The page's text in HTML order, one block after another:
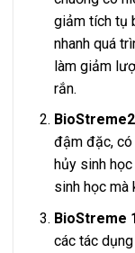
giảm tích tụ
nhanh quá
làm giảm
rắn.
đậm đặc, có
hủy sinh
sinh học mà
BioStreme
các tác